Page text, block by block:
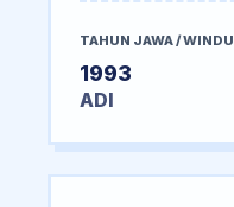
TAHUN JAWA / WINDU
1993
ADI